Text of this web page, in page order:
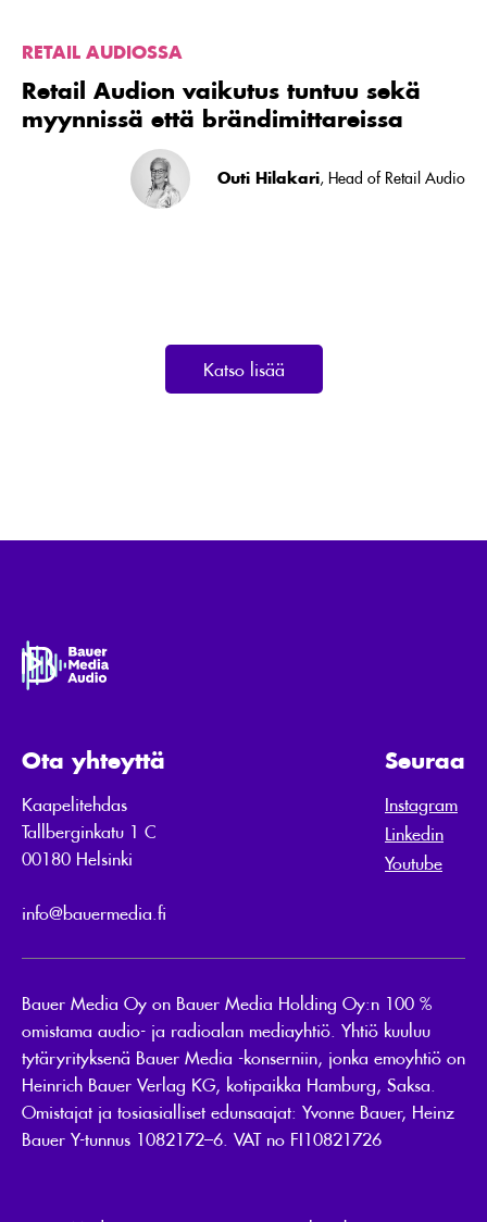
RETAIL AUDIOSSA
Retail Audion vaikutus tuntuu sekä
myynnissä että brändimittareissa
Outi Hilakari, Head of Retail Audio
Katso lisää
Ota yhteyttä
Kaapelitehdas
Tallberginkatu 1 C
00180 Helsinki
info@bauermedia.fi
Seuraa
Instagram
Linkedin
Youtube
Bauer Media Oy on Bauer Media Holding Oy:n 100 %
omistama audio- ja radioalan mediayhtiö. Yhtiö kuuluu
tytäryrityksenä Bauer Media -konserniin, jonka emoyhtiö on
Heinrich Bauer Verlag KG, kotipaikka Hamburg, Saksa.
Omistajat ja tosiasialliset edunsaajat: Yvonne Bauer, Heinz
Bauer Y-tunnus 1082172–6. VAT no FI10821726